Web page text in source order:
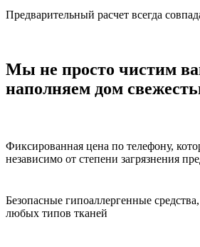
Предварительный расчет всегда
Мы не просто чистим
наполняем дом
Фиксированная цена по телефону,
независимо от степени загрязнения
Безопасные гипоаллергенные
любых типов тканей